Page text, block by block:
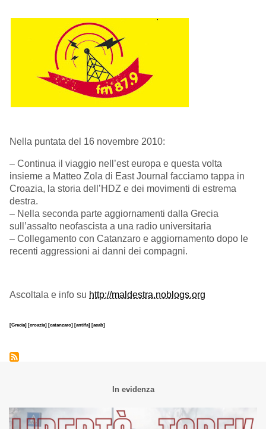
Nella puntata del 16 novembre 2010:
– Continua il viaggio nell’est europa e questa volta
insieme a Matteo Zola di East Journal facciamo tappa in
Croazia, la storia dell’HDZ e dei movimenti di estrema
destra.
– Nella seconda parte aggiornamenti dalla Grecia
sull’assalto neofascista a una radio universitaria
– Collegamento con Catanzaro e aggiornamento dopo le
recenti aggressioni ai danni dei compagni.
Ascoltala e info su http://maldestra.noblogs.org
[Grecia] [croazia] [catanzaro] [antifa] [acab]
In evidenza